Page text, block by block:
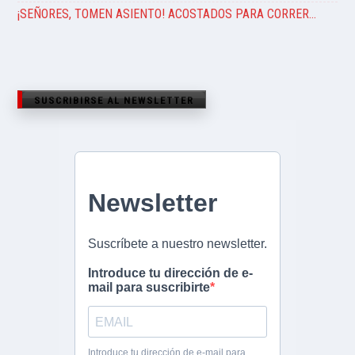
¡SEÑORES, TOMEN ASIENTO! ACOSTADOS PARA CORRER…
SUSCRIBIRSE AL NEWSLETTER